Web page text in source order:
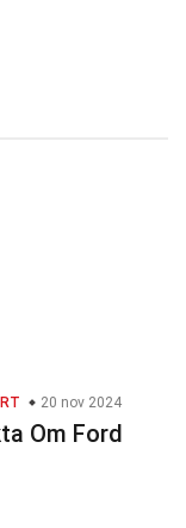
20 nov 2024
Om Ford